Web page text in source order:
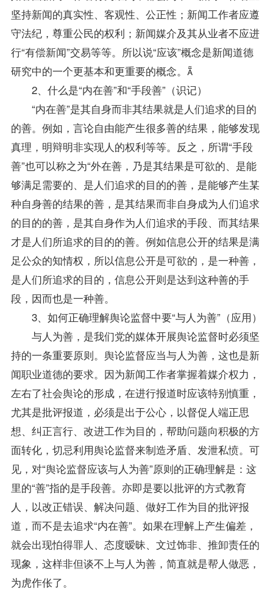
坚持新闻的真实性、客观性、公正性；新闻工作者应遵
守法纪，尊重公民的权利；新闻媒介及其从业者不应进
行“有偿新闻”交易等等。所以说“应该”概念是新闻道德
研究中的一个更基本和更重要的概念。
2、什么是“内在善”和“手段善”（识记）
“内在善”是其自身而非其结果就是人们追求的目的
的善。例如，言论自由能产生很多善的结果，能够发现
真理，明辩明非实现人的权利等等。反之，所谓“手段
善”也可以称之为“外在善，乃是其结果是可欲的、是能
够满足需要的、是人们追求的目的的善，是能够产生某
种自身善的结果的善，是其结果而非自身成为人们追求
的目的的善，是其自身作为人们追求的手段、而其结果
才是人们所追求的目的的善。例如信息公开的结果是满
足公众的知情权，所以信息公开是可欲的，是一种善，
是人们所追求的目的，信息公开则是达到这种善的手
段，因而也是一种善。
3、如何正确理解舆论监督中要“与人为善”（应用）
与人为善，是我们党的媒体开展舆论监督时必须坚
持的一条重要原则。舆论监督应当与人为善，这也是新
闻职业道德的要求。因为新闻工作者掌握着媒介权力，
左右了社会舆论的形成，在进行报道时应该特别慎重，
尤其是批评报道，必须是出于公心，以督促人端正思
想、纠正言行、改进工作为目的，帮助问题向积极的方
面转化，切忌利用舆论监督来制造矛盾、发泄私愤。可
见，对“舆论监督应该与人为善”原则的正确理解是：这
里的“善”指的是手段善。亦即是要以批评的方式教育
人，以改正错误、解决问题、做好工作为目的批评报
道，而不是去追求“内在善”。如果在理解上产生偏差，
就会出现怕得罪人、态度暧昧、文过饰非、推卸责任的
现象，这样非但谈不上与人为善，简直就是帮人做恶，
为虎作伥了。